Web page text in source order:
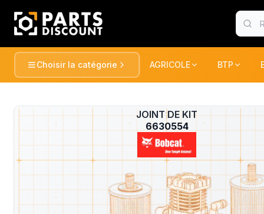
Choisir la catégorie AGRICOLE
TRACTEURS ET RECOLTE
PULVERISATION
CONSOMABLE
CHARGEUR
BTP
DUMPER
?
JOINT DE KIT
6630554